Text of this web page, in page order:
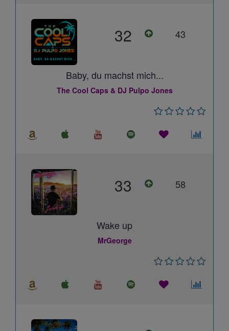
32 43
Baby, du machst mich...
The Cool Caps & DJ Pulpo Jones
33 58
Wake up
MrGeorge